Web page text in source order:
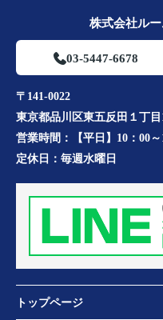
株式会社ル
03-5447-6678
〒141-0022
東京都品川区東五反田１丁
営業時間：
【平日】10：00
定休日： 毎週水曜日
トップページ